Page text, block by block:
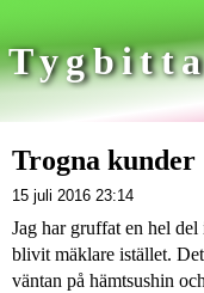
Trogna kunder
15 juli 2016 23:14
Jag har gruffat en hel
blivit mäklare istället.
väntan på hämtsushin